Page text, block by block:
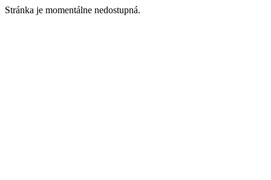
Stránka je momentálne nedostupná.